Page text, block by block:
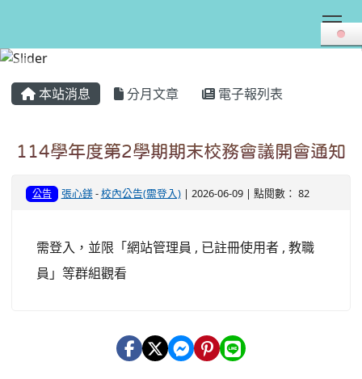
本站消息 分月文章 電子報列表
114學年度第2學期期末校務會議開會通知
公告 張心鎂-校內公告(需登入)| 2026-06-09 | 點閱數： 82
需登入，並限「網站管理員 , 已註冊使用者 , 教職
員」等群組觀看